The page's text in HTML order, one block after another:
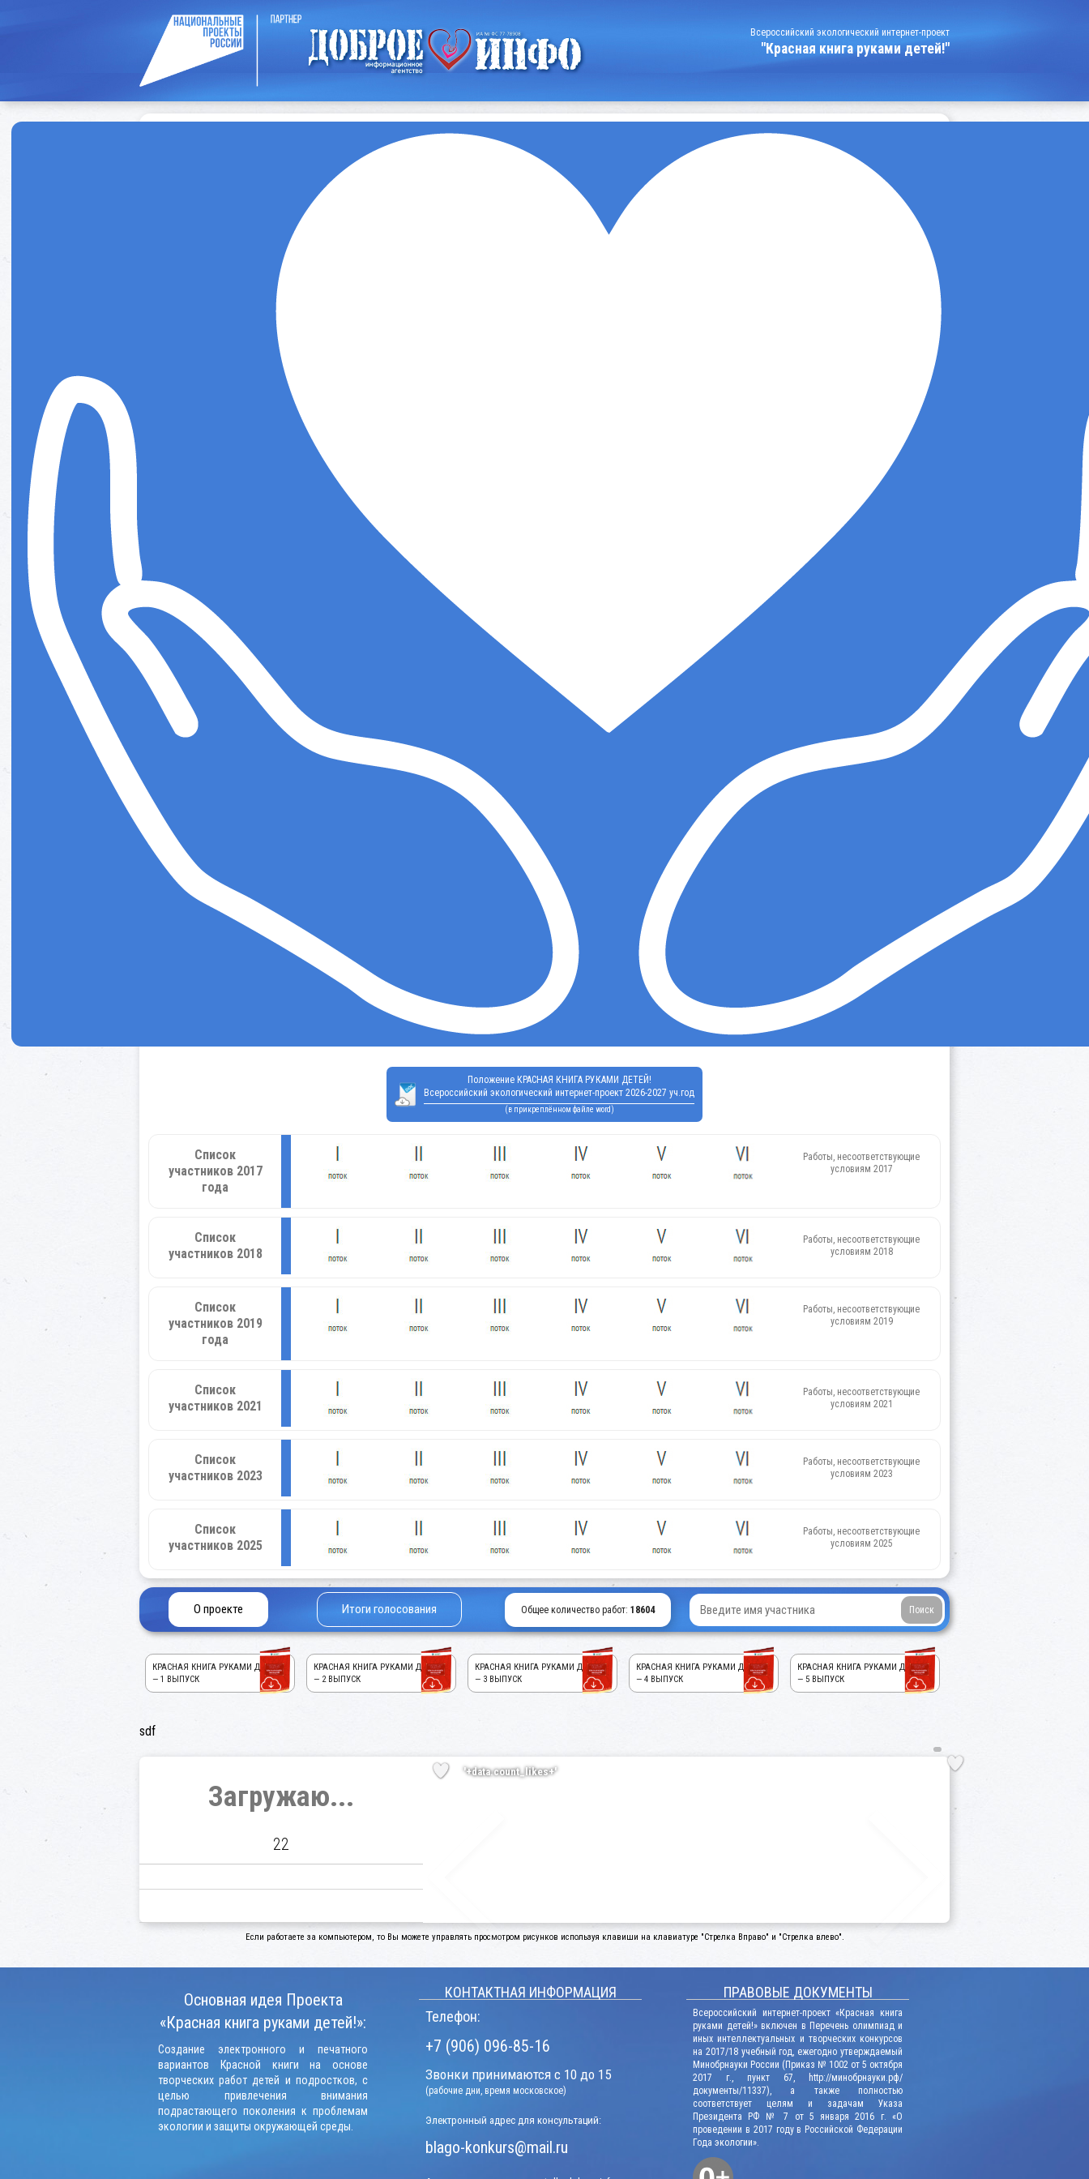
Всероссийский экологический интернет-проект
"Красная книга руками детей!"
Положение КРАСНАЯ КНИГА РУКАМИ ДЕТЕЙ!
Всероссийский экологический интернет-проект 2026-2027 уч.год
(в прикреплённом файле word)
Список
участников 2017
года
Работы, несоответствующие
условиям 2017
Список
участников 2018
Работы, несоответствующие
условиям 2018
Список
участников 2019
года
Работы, несоответствующие
условиям 2019
Список
участников 2021
Работы, несоответствующие
условиям 2021
Список
участников 2023
Работы, несоответствующие
условиям 2023
Список
участников 2025
Работы, несоответствующие
условиям 2025
О проекте Итоги голосования Общее количество работ: 18604
КРАСНАЯ КНИГА РУКАМИ ДЕТЕЙ!
— 1 ВЫПУСК
КРАСНАЯ КНИГА РУКАМИ ДЕТЕЙ!
— 2 ВЫПУСК
КРАСНАЯ КНИГА РУКАМИ ДЕТЕЙ!
— 3 ВЫПУСК
КРАСНАЯ КНИГА РУКАМИ ДЕТЕЙ!
— 4 ВЫПУСК
КРАСНАЯ КНИГА РУКАМИ ДЕТЕЙ!
— 5 ВЫПУСК
sdf
Загружаю...
22
'+data.count_likes+'
Если работаете за компьютером, то Вы можете управлять просмотром рисунков используя клавиши на клавиатуре "Стрелка Вправо" и "Стрелка влево".
Основная идея Проекта
«Красная книга руками детей!»:
Создание электронного и печатного
вариантов Красной книги на основе
творческих работ детей и подростков, с
целью привлечения внимания
подрастающего поколения к проблемам
экологии и защиты окружающей среды.
КОНТАКТНАЯ ИНФОРМАЦИЯ
Телефон:
+7 (906) 096-85-16
Звонки принимаются с 10 до 15
(рабочие дни, время московское)
Электронный адрес для консультаций:
blago-konkurs@mail.ru
ПРАВОВЫЕ ДОКУМЕНТЫ
Всероссийский интернет-проект «Красная книга
руками детей!» включен в Перечень олимпиад и
иных интеллектуальных и творческих конкурсов
на 2017/18 учебный год, ежегодно утверждаемый
Минобрнауки России (Приказ № 1002 от 5 октября
2017 г., пункт 67, http://минобрнауки.рф/
документы/11337), а также полностью
соответствует целям и задачам Указа
Президента РФ № 7 от 5 января 2016 г. «О
проведении в 2017 году в Российской Федерации
Года экологии».